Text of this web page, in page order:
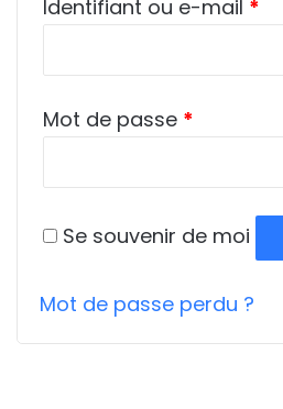
Identifiant ou e-mail *
Mot de passe *
Se souvenir de moi
Mot de passe perdu ?